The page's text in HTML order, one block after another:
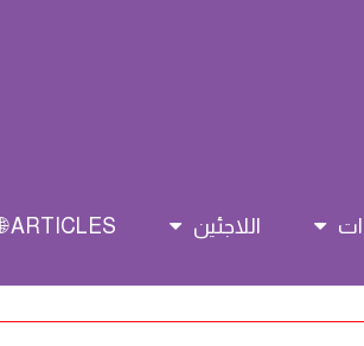
اللاجئين ARTICLES 🌐